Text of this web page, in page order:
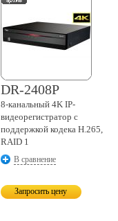
DR-2408P
8-канальный 4K IP-
видеорегистратор с
поддержкой кодека H.265,
RAID 1
В сравнение
Запросить цену